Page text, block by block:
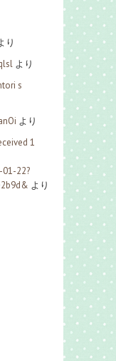
り
より
s
より
1
22?
より